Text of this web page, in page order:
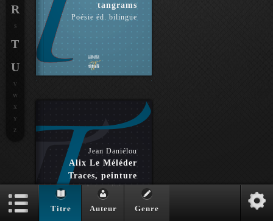
tangrams
Poésie éd. bilingue
Jean Daniélou
Alix Le Méléder
Traces, peinture
Arts politiques
R
S
T
U
V
W
X
Y
Z
Titre Auteur Genre